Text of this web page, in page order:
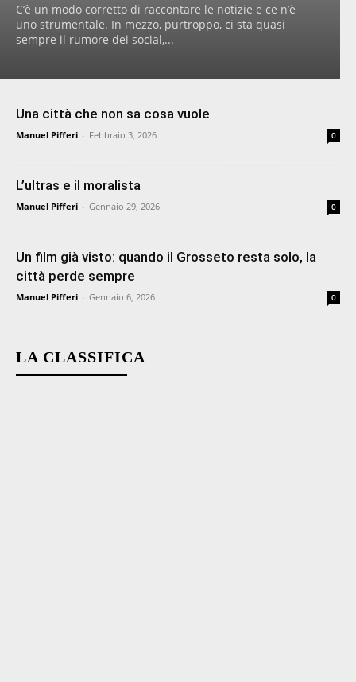
C’è un modo corretto di raccontare le notizie e ce n’è
uno strumentale. In mezzo, purtroppo, ci sta quasi
sempre il rumore dei social,...
Una città che non sa cosa vuole
Manuel Pifferi - Febbraio 3, 2026 0
L’ultras e il moralista
Manuel Pifferi - Gennaio 29, 2026 0
Un film già visto: quando il Grosseto resta solo, la
città perde sempre
Manuel Pifferi - Gennaio 6, 2026 0
LA CLASSIFICA